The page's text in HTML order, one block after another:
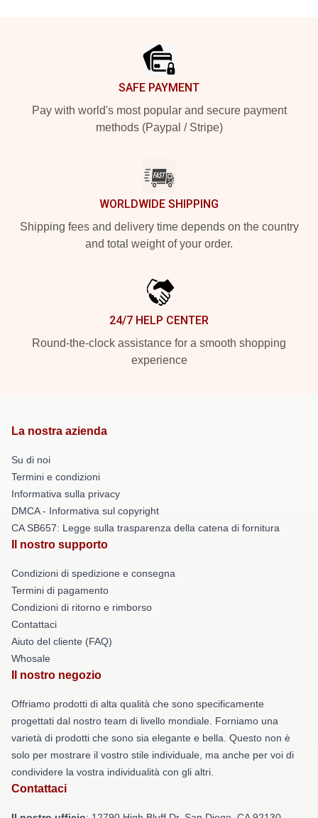
SAFE PAYMENT
Pay with world's most popular and secure payment
methods (Paypal / Stripe)
WORLDWIDE SHIPPING
Shipping fees and delivery time depends on the country
and total weight of your order.
24/7 HELP CENTER
Round-the-clock assistance for a smooth shopping
experience
La nostra azienda
Su di noi
Termini e condizioni
Informativa sulla privacy
DMCA - Informativa sul copyright
CA SB657: Legge sulla trasparenza della catena di fornitura
Il nostro supporto
Condizioni di spedizione e consegna
Termini di pagamento
Condizioni di ritorno e rimborso
Contattaci
Aiuto del cliente (FAQ)
Whosale
Il nostro negozio
Offriamo prodotti di alta qualità che sono specificamente
progettati dal nostro team di livello mondiale. Forniamo una
varietà di prodotti che sono sia elegante e bella. Questo non è
solo per mostrare il vostro stile individuale, ma anche per voi di
condividere la vostra individualità con gli altri.
Contattaci